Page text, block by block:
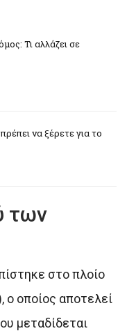
Τι αλλάζει σε
να ξέρετε για το
των
στο πλοίο
ο οποίος αποτελεί
μεταδίδεται